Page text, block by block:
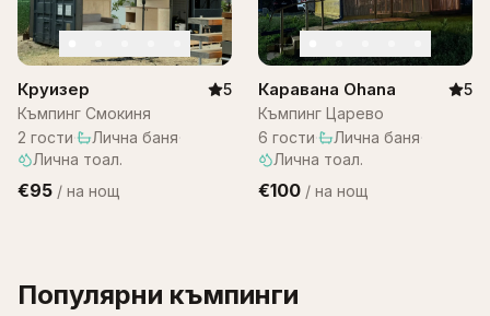
Круизер
5
Къмпинг Смокиня
2 гости· Лична баня·
Лична тоал.
€95 / на нощ
Каравана Ohana
5
Къмпинг Царево
6 гости· Лична баня·
Лична тоал.
€100 / на нощ
Популярни къмпинги